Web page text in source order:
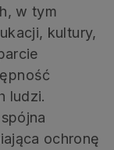
w tym
kultury,
ludzi.
ochronę